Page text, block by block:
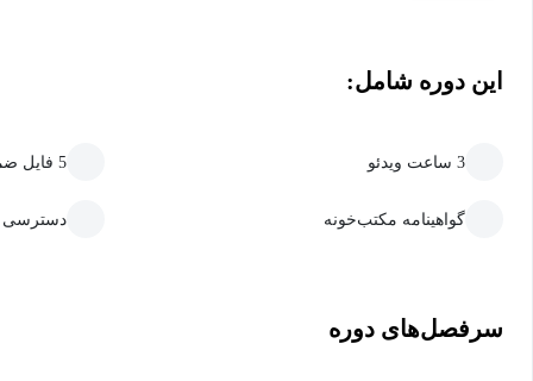
این دوره شامل:
3 ساعت ویدئو 5 فایل ضمیمه قابل دانلود
گواهینامه مکتب‌خونه دسترسی
سرفصل‌های دوره